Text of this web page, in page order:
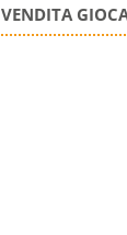
VENDITA